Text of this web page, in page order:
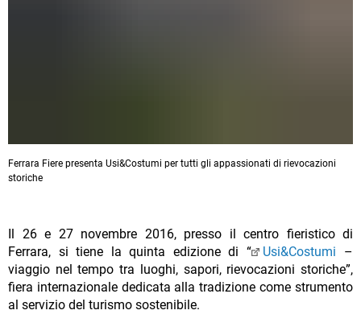
Ferrara Fiere presenta Usi&Costumi per tutti gli appassionati di rievocazioni
storiche
Il 26 e 27 novembre 2016, presso il centro fieristico di
Ferrara, si tiene la quinta edizione di “
Usi&Costumi –
viaggio nel tempo tra luoghi, sapori, rievocazioni storiche”,
fiera internazionale dedicata alla tradizione come strumento
al servizio del turismo sostenibile.